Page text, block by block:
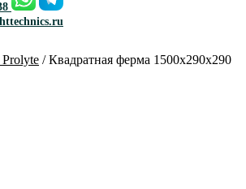
/ Квадратная ферма 1500х290х290